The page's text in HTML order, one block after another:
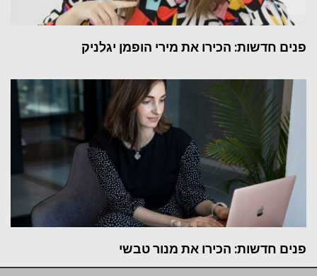
פנים חדשות: הכירו את מירי הופמן יגלניק
פנים חדשות: הכירו את מנור טבשי